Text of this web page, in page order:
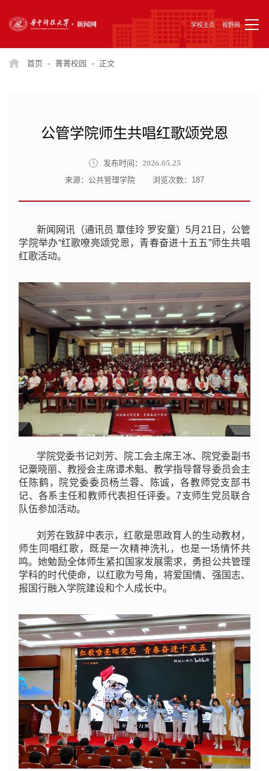
学校主页 视野网
首页 - 菁菁校园 - 正文
公管学院师生共唱红歌颂党恩
发布时间： 2026.05.25
来源：公共管理学院 浏览次数： 187
新闻网讯（通讯员 覃佳玲 罗安童）5月21日，公管
学院举办“红歌嘹亮颂党恩，青春奋进十五五”师生共唱
红歌活动。
学院党委书记刘芳、 院工会主席王冰、 院党委副书
记粟晓丽、教授会主席谭术魁、教学指导督导委员会主
任陈鹤，
院党委委员杨兰蓉、陈诚，各教师党支部书
记、各系主任和教师代表担任评委。7支师生党员联合
队伍参加活动。
刘芳在致辞中表示，红歌是思政育人的生动教材，
师生同唱红歌，既是一次精神洗礼，也是一场情怀共
鸣。她勉励全体师生紧扣国家发展需求，勇担公共管理
学科的时代使命，以红歌为号角，将爱国情、强国志、
报国行融入学院建设和个人成长中。